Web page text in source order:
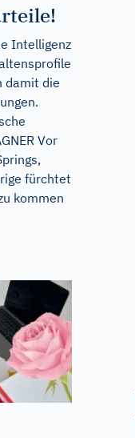
Intelligenz
damit die
Vor
fürchtet
kommen